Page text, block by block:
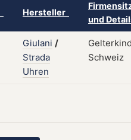
Hersteller
und
Giulani /
Strada
Uhren
Schweiz